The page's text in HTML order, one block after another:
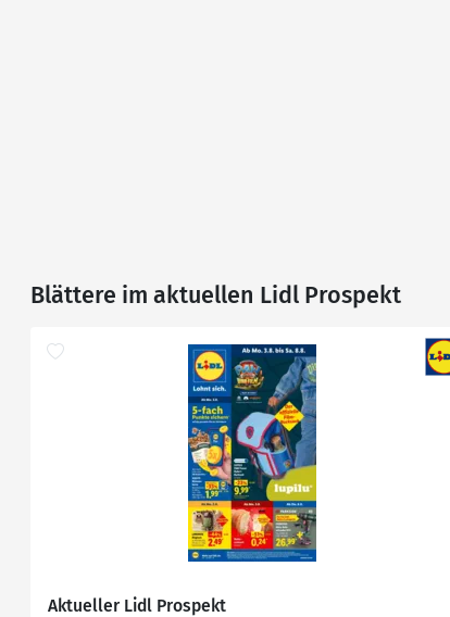
Blättere im aktuellen Lidl Prospekt
Aktueller Lidl Prospekt